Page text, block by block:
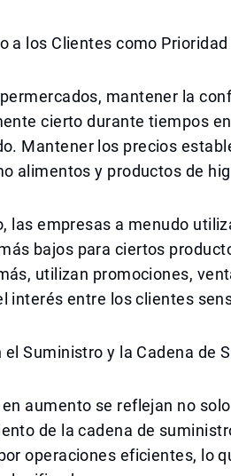
a los Clientes como Prioridad
mantener la
cierto durante tiempos
Mantener los precios
alimentos y productos de
las empresas a menudo
bajos para ciertos
utilizan promociones,
interés entre los clientes
el Suministro y la Cadena de
aumento se reflejan no
de la cadena de
operaciones eficientes, lo